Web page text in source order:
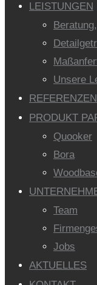
LEISTUNGEN
Unsere
REFERENZEN
PRODUKT
Quooker
Bora
Team
Jobs
AKTUELLES